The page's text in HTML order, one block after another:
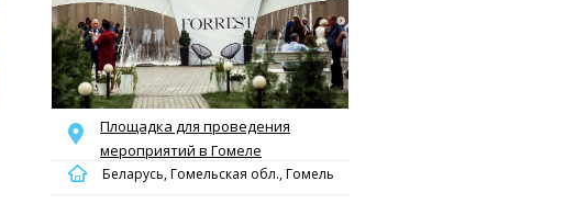
Площадка для проведения
мероприятий в Гомеле
Беларусь, Гомельская обл., Гомель